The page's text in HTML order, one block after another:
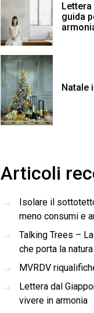
Lettera
guida
Natale
Articoli
Isolare il
meno consumi e
Talking Trees –
che porta la
MVRDV
Lettera dal
vivere in armonia